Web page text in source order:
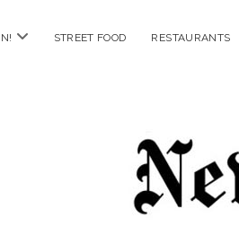
Menü
STREET FOOD RESTAURANTS